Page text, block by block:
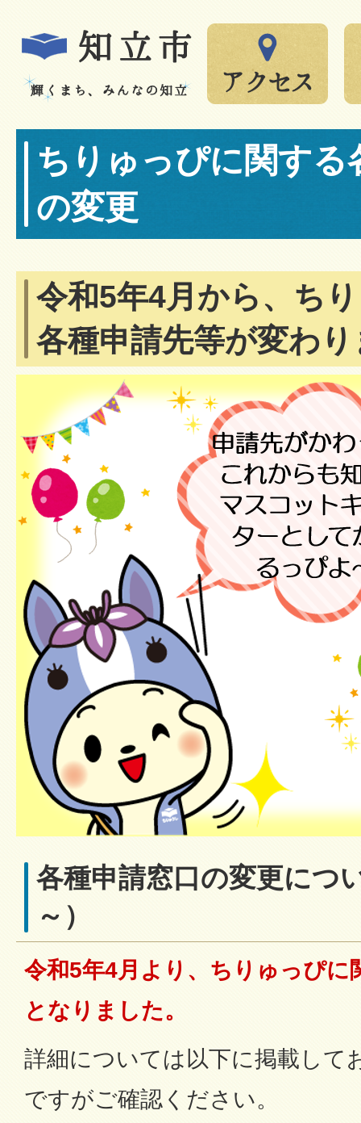
ちりゅっぴに関する
の変更
令和5年4月から、ち
各種申請先等が変わ
各種申請窓口の変更につ
～）
令和5年4月より、ちりゅっぴに
となりました。
詳細については以下に掲載して
ですがご確認ください。